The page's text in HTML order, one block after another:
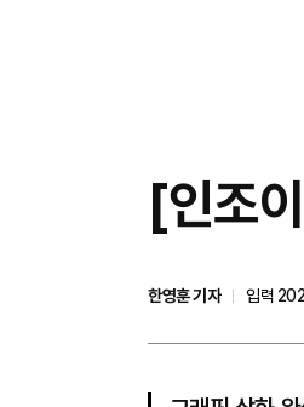
[인조
한영훈 기자
입력